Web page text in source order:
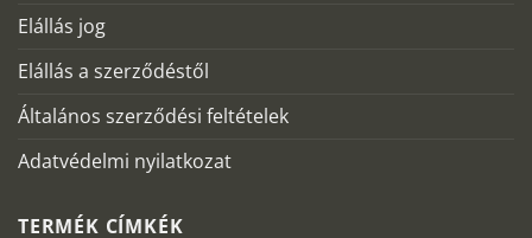
Elállás jog
Elállás a szerződéstől
Általános szerződési feltételek
Adatvédelmi nyilatkozat
TERMÉK CÍMKÉK